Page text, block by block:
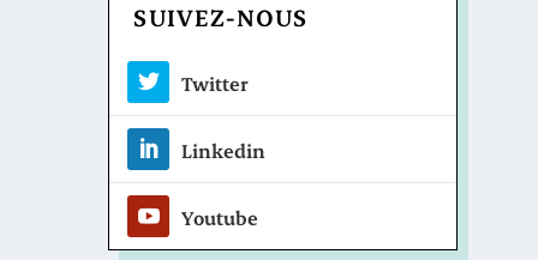
SUIVEZ-NOUS
Twitter
Linkedin
Youtube